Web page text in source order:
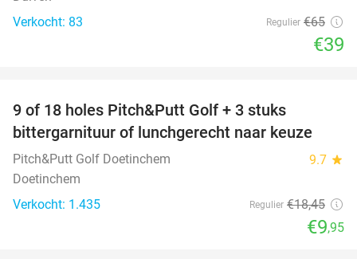
Verkocht: 83
Regulier €65
€39
9 of 18 holes Pitch&Putt Golf + 3 stuks
bittergarnituur of lunchgerecht naar keuze
Pitch&Putt Golf Doetinchem 9.7 star
Doetinchem
Verkocht: 1.435
Regulier €18,45
€9,95